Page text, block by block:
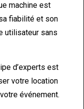
machine est
fiabilité et son
utilisateur sans
d’experts est
votre location
événement.